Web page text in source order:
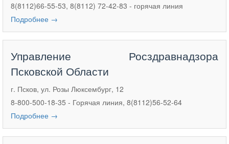
8(8112)66-55-53, 8(8112) 72-42-83 - горячая линия
Подробнее →
Управление Росздравнадзора
Псковской Области
г. Псков, ул. Розы Люксембург, 12
8-800-500-18-35 - Горячая линия, 8(8112)56-52-64
Подробнее →